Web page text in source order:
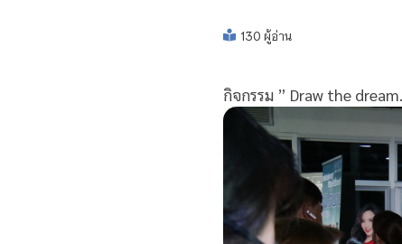
130 ผู้อ่าน
กิจกรรม ” Draw the